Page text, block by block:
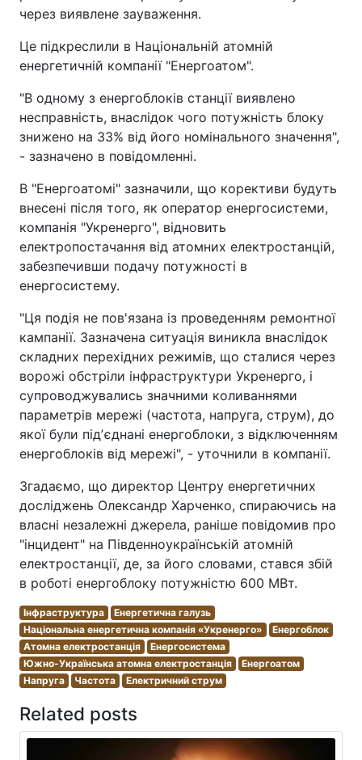
через виявлене зауваження.
Це підкреслили в Національній атомній
енергетичній компанії "Енергоатом".
"В одному з енергоблоків станції виявлено
несправність, внаслідок чого потужність блоку
знижено на 33% від його номінального значення",
- зазначено в повідомленні.
В "Енергоатомі" зазначили, що корективи будуть
внесені після того, як оператор енергосистеми,
компанія "Укренерго", відновить
електропостачання від атомних електростанцій,
забезпечивши подачу потужності в
енергосистему.
"Ця подія не пов'язана із проведенням ремонтної
кампанії. Зазначена ситуація виникла внаслідок
складних перехідних режимів, що сталися через
ворожі обстріли інфраструктури Укренерго, і
супроводжувались значними коливаннями
параметрів мережі (частота, напруга, струм), до
якої були підʼєднані енергоблоки, з відключенням
енергоблоків від мережі", - уточнили в компанії.
Згадаємо, що директор Центру енергетичних
досліджень Олександр Харченко, спираючись на
власні незалежні джерела, раніше повідомив про
"інцидент" на Південноукраїнській атомній
електростанції, де, за його словами, стався збій
в роботі енергоблоку потужністю 600 МВт.
Інфраструктура
Енергетична галузь
Національна енергетична компанія «Укренерго»
Енергоблок
Атомна електростанція
Енергосистема
Южно-Українська атомна електростанція
Енергоатом
Напруга
Частота Електричний струм
Related posts